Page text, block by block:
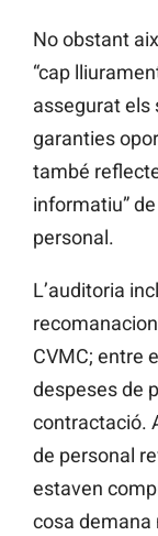
No obstant
“cap
assegurat els
garanties
també
informatiu”
personal.
L’auditoria
CVMC; entre
despeses de
contractació.
de personal
estaven
cosa demana